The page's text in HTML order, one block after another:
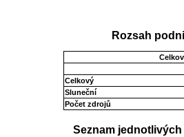
Rozsah
Celkový
Sluneční
Počet zdrojů
Seznam